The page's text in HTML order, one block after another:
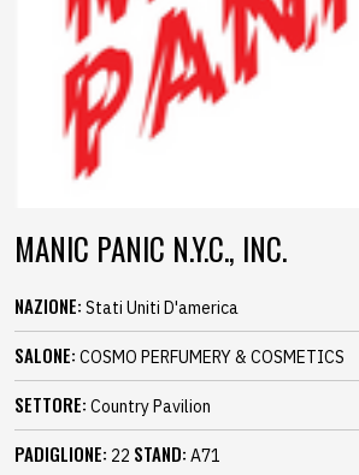
MANIC PANIC N.Y.C., INC.
NAZIONE: Stati Uniti D'america
SALONE: COSMO PERFUMERY & COSMETICS
SETTORE: Country Pavilion
PADIGLIONE: 22 STAND: A71